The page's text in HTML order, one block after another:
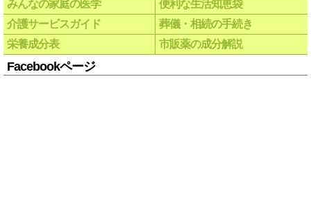
みんなの家庭の医学
便利な生活知恵袋
介護サービスガイド
葬儀・相続の手続き
栄養成分表
市販薬の成分解説
Facebookページ